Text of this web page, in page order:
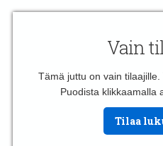
Vain
Tämä juttu on vain
Puodista klikkaamalla
Tilaa